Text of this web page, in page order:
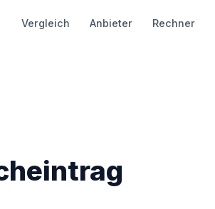
Vergleich Anbieter Rechner